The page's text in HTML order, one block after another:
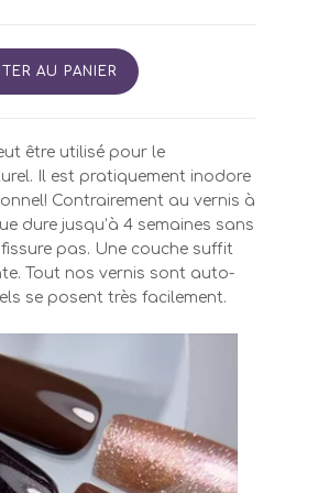
AU PANIER
être utilisé pour le
Il est pratiquement inodore
Contrairement au vernis à
dure jusqu’à 4 semaines sans
pas. Une couche suffit
Tout nos vernis sont auto-
se posent très facilement.